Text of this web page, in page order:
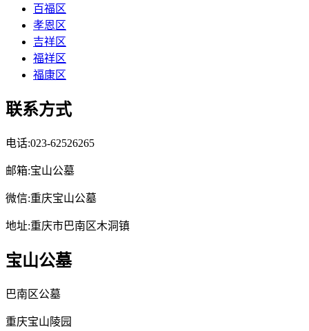
百福区
孝恩区
吉祥区
福祥区
福康区
联系方式
电话:023-62526265
邮箱:宝山公墓
微信:重庆宝山公墓
地址:重庆市巴南区木洞镇
宝山公墓
巴南区公墓
重庆宝山陵园